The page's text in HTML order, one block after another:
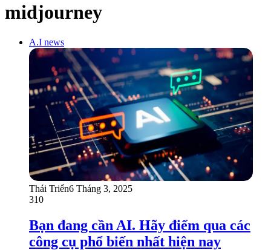
midjourney
A.I news
Thái Triển6 Tháng 3, 2025
310
Bạn đang cần AI. Hãy điểm qua các
công cụ phổ biến nhất hiện nay